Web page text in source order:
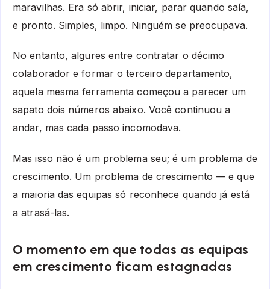
maravilhas. Era só abrir, iniciar, parar quando saía,
e pronto. Simples, limpo. Ninguém se preocupava.
No entanto, algures entre contratar o décimo
colaborador e formar o terceiro departamento,
aquela mesma ferramenta começou a parecer um
sapato dois números abaixo. Você continuou a
andar, mas cada passo incomodava.
Mas isso não é um problema seu; é um problema de
crescimento. Um problema de crescimento — e que
a maioria das equipas só reconhece quando já está
a atrasá-las.
O momento em que todas as equipas
em crescimento ficam estagnadas